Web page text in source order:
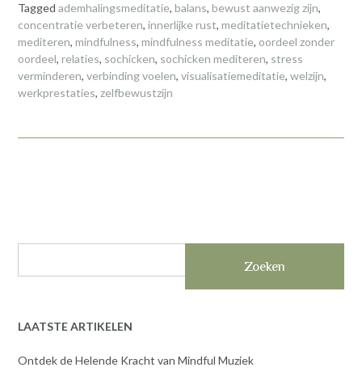
Tagged ademhalingsmeditatie, balans, bewust aanwezig zijn,
concentratie verbeteren, innerlijke rust, meditatietechnieken,
mediteren, mindfulness, mindfulness meditatie, oordeel zonder
oordeel, relaties, sochicken, sochicken mediteren, stress
verminderen, verbinding voelen, visualisatiemeditatie, welzijn,
werkprestaties, zelfbewustzijn
Zoeken
LAATSTE ARTIKELEN
Ontdek de Helende Kracht van Mindful Muziek